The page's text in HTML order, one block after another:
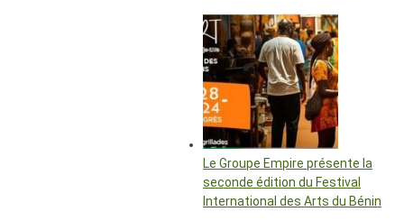
Le Groupe Empire présente la
seconde édition du Festival
International des Arts du Bénin